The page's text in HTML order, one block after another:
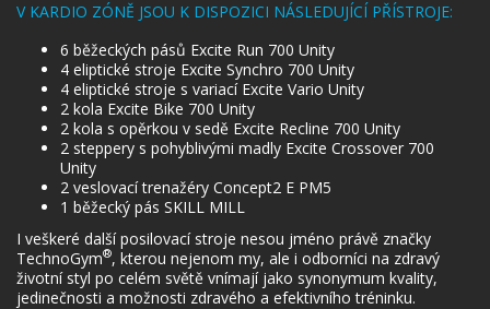
V KARDIO ZÓNĚ JSOU K DISPOZICI NÁSLEDUJÍCÍ PŘÍSTROJE:
6 běžeckých pásů Excite Run 700 Unity
4 eliptické stroje Excite Synchro 700 Unity
4 eliptické stroje s variací Excite Vario Unity
2 kola Excite Bike 700 Unity
2 kola s opěrkou v sedě Excite Recline 700 Unity
2 steppery s pohyblivými madly Excite Crossover 700
Unity
2 veslovací trenažéry Concept2 E PM5
1 běžecký pás SKILL MILL
I veškeré další posilovací stroje nesou jméno právě značky
TechnoGym®, kterou nejenom my, ale i odborníci na zdravý
životní styl po celém světě vnímají jako synonymum kvality,
jedinečnosti a možnosti zdravého a efektivního tréninku.